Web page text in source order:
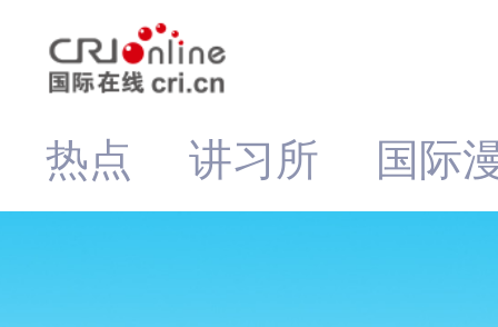
热点 讲习所 国际